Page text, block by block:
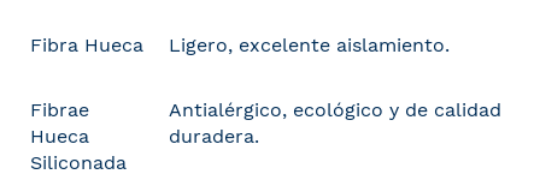
Fibra Hueca Ligero, excelente aislamiento.
Fibrae
Hueca
Siliconada
Antialérgico, ecológico y de calidad
duradera.